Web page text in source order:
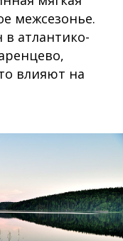
межсезонье.
атлантико-
влияют на